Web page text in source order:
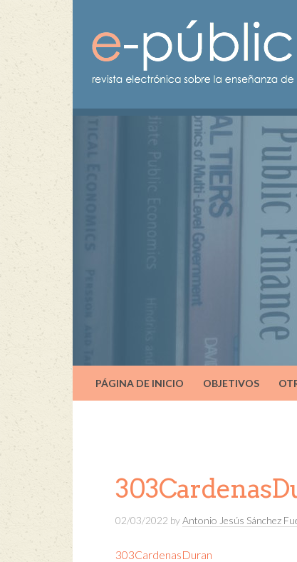
PÁGINA DE INICIO OBJETIVOS
02/03/2022 byAntonio Jesús Sánchez
303CardenasDuran